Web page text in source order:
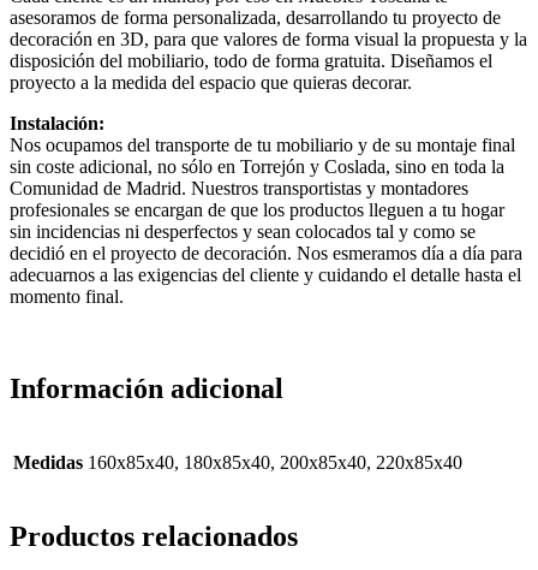
asesoramos de forma personalizada, desarrollando tu proyecto de
decoración en 3D, para que valores de forma visual la propuesta y la
disposición del mobiliario, todo de forma gratuita. Diseñamos el
proyecto a la medida del espacio que quieras decorar.
Instalación:
Nos ocupamos del transporte de tu mobiliario y de su montaje final
sin coste adicional, no sólo en Torrejón y Coslada, sino en toda la
Comunidad de Madrid. Nuestros transportistas y montadores
profesionales se encargan de que los productos lleguen a tu hogar
sin incidencias ni desperfectos y sean colocados tal y como se
decidió en el proyecto de decoración. Nos esmeramos día a día para
adecuarnos a las exigencias del cliente y cuidando el detalle hasta el
momento final.
Información adicional
Medidas 160x85x40, 180x85x40, 200x85x40, 220x85x40
Productos relacionados